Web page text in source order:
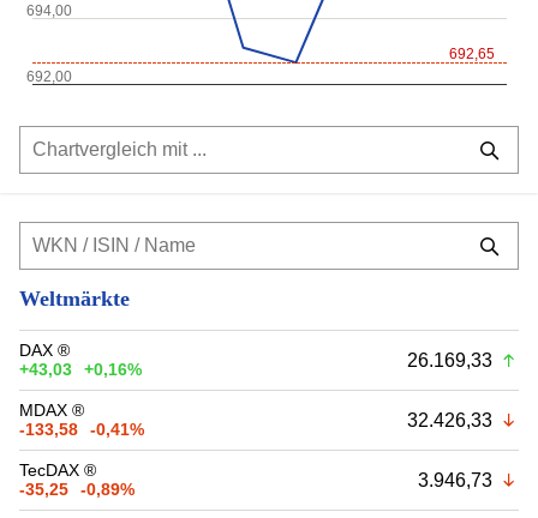
692,65
692,00
694,00
Weltmärkte
DAX ®
+43,03
+0,16% 26.169,33
MDAX ®
-133,58
-0,41% 32.426,33
TecDAX ®
-35,25
-0,89% 3.946,73